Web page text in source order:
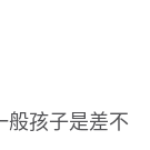
般孩子是差不